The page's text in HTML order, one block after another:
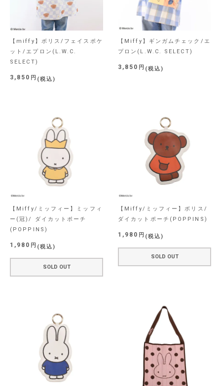
【miffy】ボリス/フェイスポケ
ット/エプロン(L.W.C.
SELECT)
3,850 税込
【Miffy】ギンガムチェック/エ
プロン(L.W.C. SELECT)
3,850 税込
【Miffy/ミッフィー】ミッフィ
ー(冠)/ ダイカットポーチ
(POPPINS)
1,980 税込
SOLD OUT
【Miffy/ミッフィー】ボリス/
ダイカットポーチ(POPPINS)
1,980 税込
SOLD OUT